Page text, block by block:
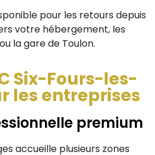
pour les retours depuis
votre hébergement, les
la gare de Toulon.
Six-Fours-les-
les entreprises
premium
accueille plusieurs zones